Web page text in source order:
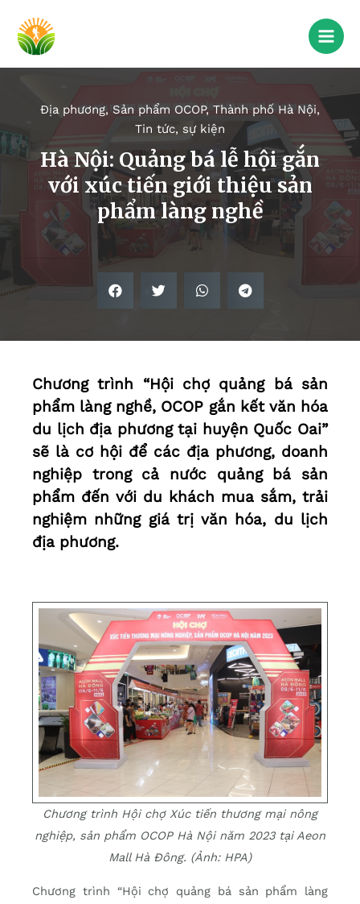
Địa phương, Sản phẩm OCOP, Thành phố Hà Nội,
Tin tức, sự kiện
Hà Nội: Quảng bá lễ hội gắn
với xúc tiến giới thiệu sản
phẩm làng nghề
Chương trình “Hội chợ quảng bá sản
phẩm làng nghề, OCOP gắn kết văn hóa
du lịch địa phương tại huyện Quốc Oai”
sẽ là cơ hội để các địa phương, doanh
nghiệp trong cả nước quảng bá sản
phẩm đến với du khách mua sắm, trải
nghiệm những giá trị văn hóa, du lịch
địa phương.
Chương trình Hội chợ Xúc tiến thương mại nông
nghiệp, sản phẩm OCOP Hà Nội năm 2023 tại Aeon
Mall Hà Đông. (Ảnh: HPA)
Chương trình “Hội chợ quảng bá sản phẩm làng